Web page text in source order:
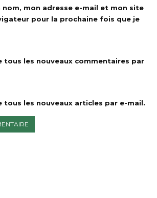
nom, mon adresse e-mail et mon site
pour la prochaine fois que je
tous les nouveaux commentaires par
tous les nouveaux articles par e-mail.